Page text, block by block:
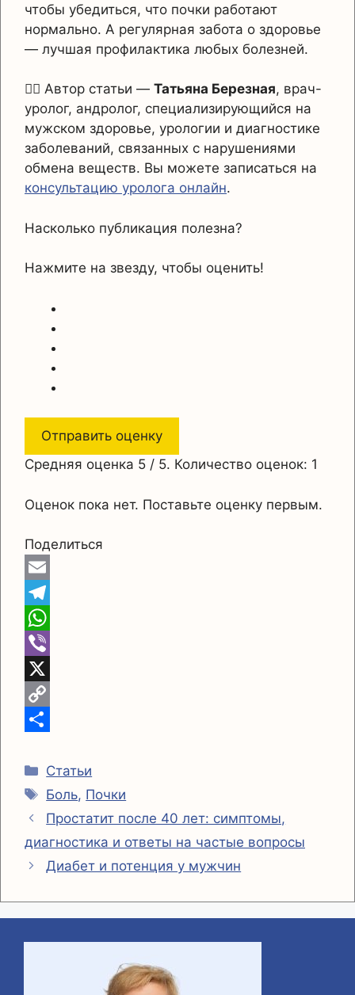
чтобы убедиться, что почки работают
нормально. А регулярная забота о здоровье
— лучшая профилактика любых болезней.
👩‍⚕️ Автор статьи — Татьяна Березная, врач-
уролог, андролог, специализирующийся на
мужском здоровье, урологии и диагностике
заболеваний, связанных с нарушениями
обмена веществ. Вы можете записаться на
консультацию уролога онлайн.
Насколько публикация полезна?
Нажмите на звезду, чтобы оценить!
Отправить оценку
Средняя оценка 5 / 5. Количество оценок: 1
Оценок пока нет. Поставьте оценку первым.
Поделиться
E
m
a
T
e
e
g
a
m
W
h
a
A
p
p
V
b
r
X
C
p
y
L
i
n
т
п
р
а
в
т
Рубрики
Статьи
Метки
Боль, Почки
Простатит после 40 лет: симптомы,
диагностика и ответы на частые вопросы
Диабет и потенция у мужчин